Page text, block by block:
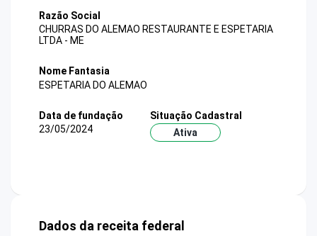
Razão Social
CHURRAS DO ALEMAO RESTAURANTE E ESPETARIA
LTDA - ME
Nome Fantasia
ESPETARIA DO ALEMAO
Data de fundação
23/05/2024
Situação Cadastral
Ativa
Dados da receita federal